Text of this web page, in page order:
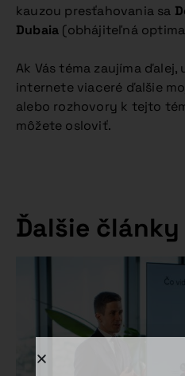
kauzou presťahovania sa
Dubaia (obhájiteľná
Ak Vás téma zaujíma
internete viaceré ďalšie
alebo rozhovory k tejto
môžete osloviť.
Ďalšie články